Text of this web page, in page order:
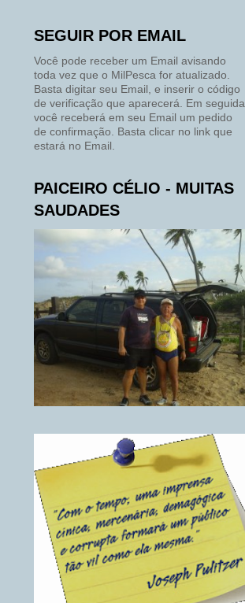
SEGUIR POR EMAIL
Você pode receber um Email avisando
toda vez que o MilPesca for atualizado.
Basta digitar seu Email, e inserir o código
de verificação que aparecerá. Em seguida
você receberá em seu Email um pedido
de confirmação. Basta clicar no link que
estará no Email.
PAICEIRO CÉLIO - MUITAS
SAUDADES